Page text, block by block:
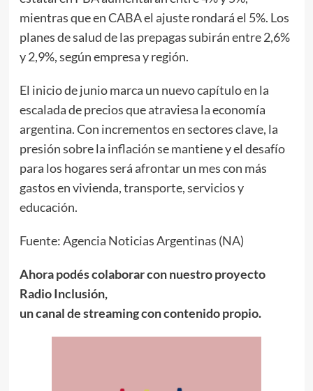
mientras que en CABA el ajuste rondará el 5%. Los
planes de salud de las prepagas subirán entre 2,6%
y 2,9%, según empresa y región.
El inicio de junio marca un nuevo capítulo en la
escalada de precios que atraviesa la economía
argentina. Con incrementos en sectores clave, la
presión sobre la inflación se mantiene y el desafío
para los hogares será afrontar un mes con más
gastos en vivienda, transporte, servicios y
educación.
Fuente: Agencia Noticias Argentinas (NA)
Ahora podés colaborar con nuestro proyecto
Radio Inclusión,
un canal de streaming con contenido propio.